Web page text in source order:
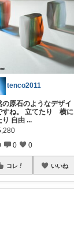
tenco2011
の原石のようなデザイ
すね。 立てたり 横に
り 自由 ...
0 0
コレ いいね